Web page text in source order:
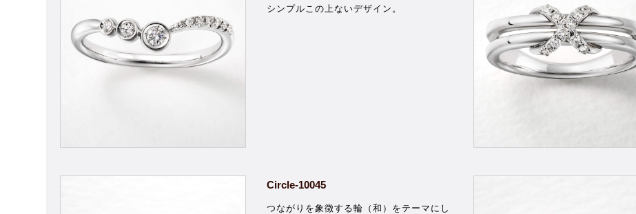
シンプルこの上ないデザイン。
Circle-10045
つながりを象徴する輪（和）をテーマにし